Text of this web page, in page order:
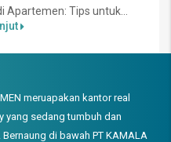
Apartemen: Tips untuk...
meruapakan kantor real
yang sedang tumbuh dan
di bawah PT KAMALA